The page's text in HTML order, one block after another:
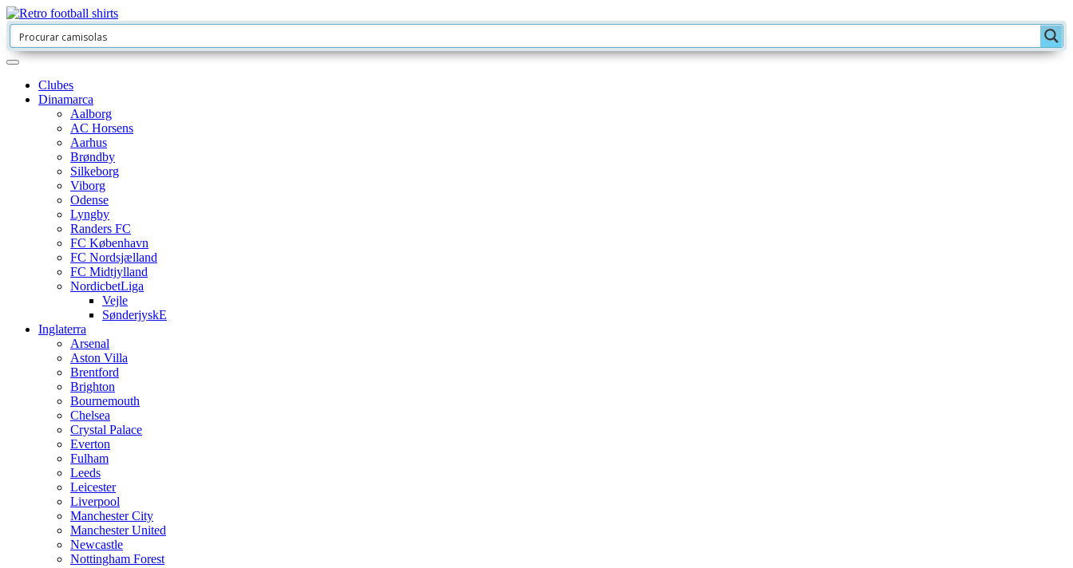
Clubes
Dinamarca
Aalborg
AC Horsens
Aarhus
Brøndby
Silkeborg
Viborg
Odense
Lyngby
Randers FC
FC København
FC Nordsjælland
FC Midtjylland
NordicbetLiga
Vejle
SønderjyskE
Inglaterra
Arsenal
Aston Villa
Brentford
Brighton
Bournemouth
Chelsea
Crystal Palace
Everton
Fulham
Leeds
Leicester
Liverpool
Manchester City
Manchester United
Newcastle
Nottingham Forest